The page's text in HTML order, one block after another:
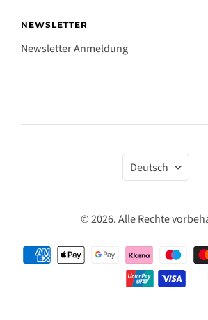
NEWSLETTER
Newsletter Anmeldung
Sprache
Deutsch
© 2026. Alle Rechte